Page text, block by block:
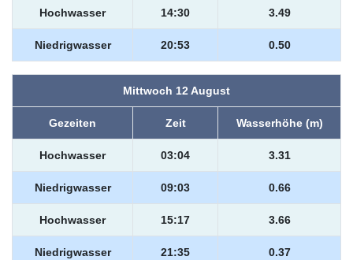
Hochwasser 14:30 3.49
Niedrigwasser 20:53 0.50
Mittwoch 12 August
Gezeiten Zeit Wasserhöhe (m)
Hochwasser 03:04 3.31
Niedrigwasser 09:03 0.66
Hochwasser 15:17 3.66
Niedrigwasser 21:35 0.37